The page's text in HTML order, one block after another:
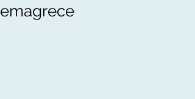
emagrece